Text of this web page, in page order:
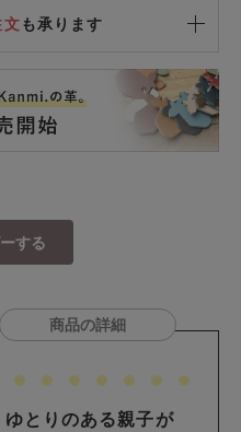
も承ります
する
商品の詳細
とりのある親子が